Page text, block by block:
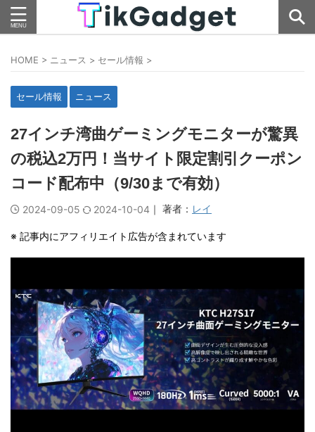
HOME > ニュース > セール情報 >
セール情報 ニュース
27インチ湾曲ゲーミングモニターが驚異
の税込2万円！当サイト限定割引クーポン
コード配布中（9/30まで有効）
2024-09-05 2024-10-04 ｜ 著者： レイ
※ 記事内にアフィリエイト広告が含まれています